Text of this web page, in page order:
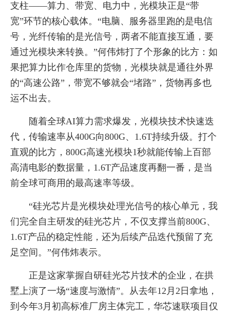
支柱——算力、带宽、电力中，光模块正是“带
宽”环节的核心载体。“电脑、服务器里跑的是电信
号，光纤传输的是光信号，两者不能直接互通，要
通过光模块来转换。”何伟炜打了个形象的比方：如
果把算力比作仓库里的货物，光模块就是通往外界
的“高速公路”，带宽不够就会“堵路”，货物再多也
运不出去。
随着全球AI算力需求爆发，光模块技术快速迭
代，传输速率从400G向800G、1.6T持续升级。打个
直观的比方，800G高速光模块1秒就能传输上百部
高清电影的数据量，1.6T产品速度再翻一番，是当
前全球可商用的最高速率等级。
“硅光芯片是光模块处理光信号的核心单元，我
们完全自主研发的硅光芯片，不仅支撑当前800G、
1.6T产品的稳定性能，还为后续产品迭代预留了充
足空间。”何伟炜表示。
正是这家掌握自研硅光芯片技术的企业，在拱
墅上演了一场“速度与激情”。从去年12月2日拿地，
到今年3月初高标准厂房主体完工，华芯速联项目仅